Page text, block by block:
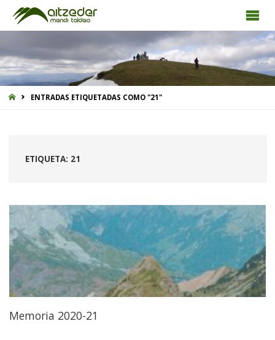
INICIOENTRADAS ETIQUETADAS COMO "21"
ETIQUETA: 21
Memoria 2020-21